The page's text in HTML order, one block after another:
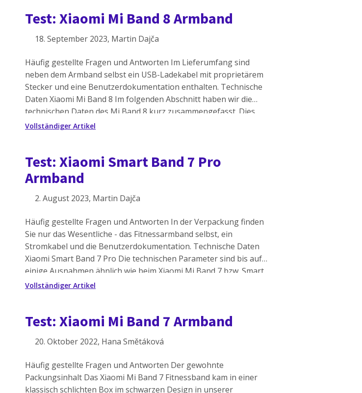
Test: Xiaomi Mi Band 8 Armband
18. September 2023, Martin Dajča
Häufig gestellte Fragen und Antworten Im Lieferumfang sind
neben dem Armband selbst ein USB-Ladekabel mit proprietärem
Stecker und eine Benutzerdokumentation enthalten. Technische
Daten Xiaomi Mi Band 8 Im folgenden Abschnitt haben wir die
technischen Daten des Mi Band 8 kurz zusammengefasst. Dies
sind jedoch nicht die einzigen Merkmale, die für Sie beim Kauf
Vollständiger Artikel
Test: Xiaomi Smart Band 7 Pro
Armband
2. August 2023, Martin Dajča
Häufig gestellte Fragen und Antworten In der Verpackung finden
Sie nur das Wesentliche - das Fitnessarmband selbst, ein
Stromkabel und die Benutzerdokumentation. Technische Daten
Xiaomi Smart Band 7 Pro Die technischen Parameter sind bis auf
einige Ausnahmen ähnlich wie beim Xiaomi Mi Band 7 bzw. Smart
Band 7. Allerdings sind wir bei der Pro-Version des […]
Vollständiger Artikel
Test: Xiaomi Mi Band 7 Armband
20. Oktober 2022, Hana Smětáková
Häufig gestellte Fragen und Antworten Der gewohnte
Packungsinhalt Das Xiaomi Mi Band 7 Fitnessband kam in einer
klassisch schlichten Box im schwarzen Design in unserer